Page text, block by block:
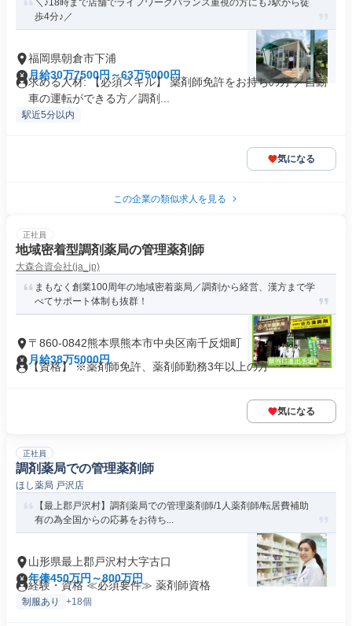
＼♪18時まで店舗でライフワークバランス重視の方にも♪駅から徒
歩4分♪／
福岡県朝倉市下浦
月給30万7500円～63万5000円
求める人材: 【必須スキル】 薬剤師免許をお持ちの方 ／自動
車の運転ができる方／調剤...
駅近5分以内
気になる
この企業の類似求人を見る
正社員
地域密着型調剤薬局の管理薬剤師
大森合資会社(ja_jp)
まもなく創業100周年の地域密着薬局／調剤から経営、漢方まで学
べてサポート体制も抜群！
〒860-0842熊本県熊本市中央区南千反畑町
月給38万5000円
【資格】 ※薬剤師免許、薬剤師勤務3年以上の方
気になる
正社員
調剤薬局での管理薬剤師
ほし薬局 戸沢店
【最上郡戸沢村】調剤薬局での管理薬剤師/1人薬剤師/転居費補助
有の為全国からの応募をお待ち...
山形県最上郡戸沢村大字古口
年俸450万円～800万円
経験・資格 ≪必須要件≫ 薬剤師資格
制服あり +18個